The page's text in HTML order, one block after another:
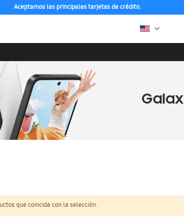
Aceptamos las principales tarjetas de crédito.
que coincida con la selección.